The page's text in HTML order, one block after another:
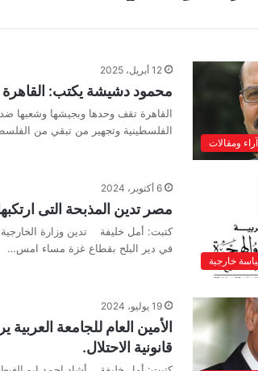
آراء ومقالات
12 أبريل، 2025
محمود دشيشة يكتب:
القاهرة تقف وحدها وبجيشها وشعبها
الفلسطينية وتجهير من تبقي من
خارجية
6 أكتوبر، 2024
مصر تدين المذبحة التى
كتبت: أمل خليفة تدين وزارة الخارجية
في دير البلح بقطاع غزة مساء امس…
19 يوليو، 2024
الأمين العام للجامعة
قانونية الاحتلال.